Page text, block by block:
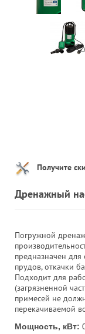
Получите
Дренажный
Погружной
предназначен
прудов, откачки
Подходит для
(загрязненной
примесей не
перекачиваемой
Мощность, кВт: